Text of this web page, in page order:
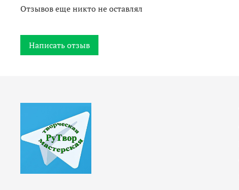
Отзывов еще никто не оставлял
Написать отзыв